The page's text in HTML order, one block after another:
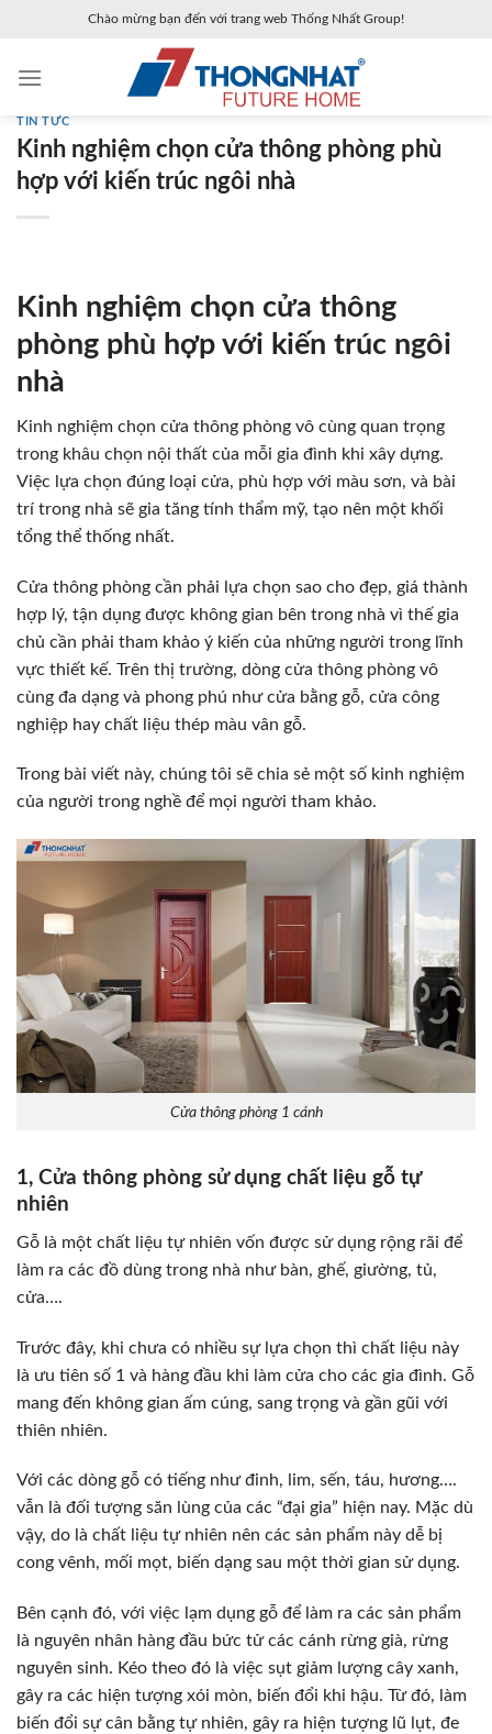
content
Chào mừng bạn đến với trang web Thống Nhất Group!
TIN TỨC
Kinh nghiệm chọn cửa thông phòng phù
hợp với kiến trúc ngôi nhà
Kinh nghiệm chọn cửa thông
phòng phù hợp với kiến trúc ngôi
nhà
Kinh nghiệm chọn cửa thông phòng vô cùng quan trọng
trong khâu chọn nội thất của mỗi gia đình khi xây dựng.
Việc lựa chọn đúng loại cửa, phù hợp với màu sơn, và bài
trí trong nhà sẽ gia tăng tính thẩm mỹ, tạo nên một khối
tổng thể thống nhất.
Cửa thông phòng cần phải lựa chọn sao cho đẹp, giá thành
hợp lý, tận dụng được không gian bên trong nhà vì thế gia
chủ cần phải tham khảo ý kiến của những người trong lĩnh
vực thiết kế. Trên thị trường, dòng cửa thông phòng vô
cùng đa dạng và phong phú như cửa bằng gỗ, cửa công
nghiệp hay chất liệu thép màu vân gỗ.
Trong bài viết này, chúng tôi sẽ chia sẻ một số kinh nghiệm
của người trong nghề để mọi người tham khảo.
Cửa thông phòng 1 cánh
1, Cửa thông phòng sử dụng chất liệu gỗ tự
nhiên
Gỗ là một chất liệu tự nhiên vốn được sử dụng rộng rãi để
làm ra các đồ dùng trong nhà như bàn, ghế, giường, tủ,
cửa….
Trước đây, khi chưa có nhiều sự lựa chọn thì chất liệu này
là ưu tiên số 1 và hàng đầu khi làm cửa cho các gia đình. Gỗ
mang đến không gian ấm cúng, sang trọng và gần gũi với
thiên nhiên.
Với các dòng gỗ có tiếng như đinh, lim, sến, táu, hương….
vẫn là đối tượng săn lùng của các “đại gia” hiện nay. Mặc dù
vậy, do là chất liệu tự nhiên nên các sản phẩm này dễ bị
cong vênh, mối mọt, biến dạng sau một thời gian sử dụng.
Bên cạnh đó, với việc lạm dụng gỗ để làm ra các sản phẩm
là nguyên nhân hàng đầu bức tử các cánh rừng già, rừng
nguyên sinh. Kéo theo đó là việc sụt giảm lượng cây xanh,
gây ra các hiện tượng xói mòn, biến đổi khi hậu. Từ đó, làm
biến đổi sự cân bằng tự nhiên, gây ra hiện tượng lũ lụt, đe